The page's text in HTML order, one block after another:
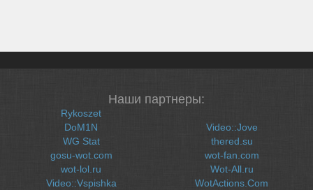
Наши партнеры:
Rykoszet
DoM1N
WG Stat
gosu-wot.com
wot-lol.ru
Video::Vspishka
Video::Jove
thered.su
wot-fan.com
Wot-All.ru
WotActions.Com